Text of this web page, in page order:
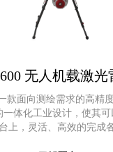
无人机载激
款面向测绘需求的高精
一体化工业设计，使其
上，灵活、高效的完成